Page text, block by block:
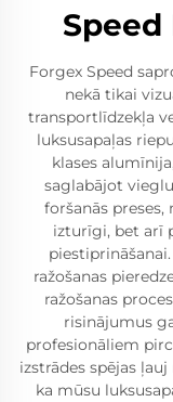
Forgex Speed
nekā tikai
transportlīdzekļa
luksusapaļas
klases
saglabājot
foršanās
izturīgi, bet arī
ražošanas
ražošanas
risinājumus
profesionāliem
izstrādes spējas
ka mūsu